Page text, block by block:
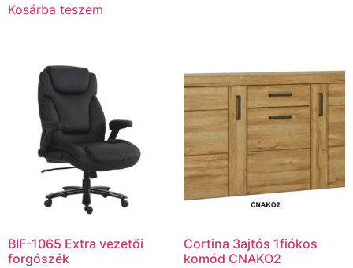
Kosárba teszem
BIF-1065 Extra vezetői
forgószék
Cortina 3ajtós 1fiókos
komód CNAKO2